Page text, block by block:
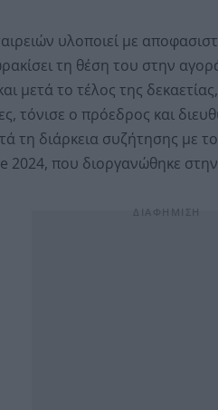
υλοποιεί με
τη θέση του στην
μετά το τέλος της
τόνισε ο πρόεδρος και
τη διάρκεια συζήτησης με
2024, που διοργανώθηκε